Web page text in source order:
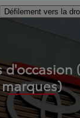
Défilement vers la
d'occasion
marques)